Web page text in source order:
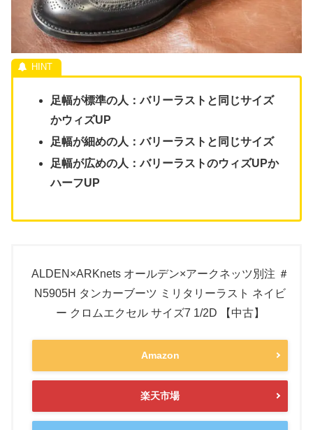
足幅が標準の人：バリーラストと同じサイズ
かウィズUP
足幅が細めの人：バリーラストと同じサイズ
足幅が広めの人：バリーラストのウィズUPか
ハーフUP
ALDEN×ARKnets オールデン×アークネッツ別注 ＃
N5905H タンカーブーツ ミリタリーラスト ネイビ
ー クロムエクセル サイズ7 1/2D 【中古】
Amazon
楽天市場